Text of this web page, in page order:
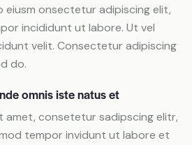
eiusm onsectetur adipiscing elit,
incididunt ut labore. Ut vel
velit. Consectetur adipiscing
do.
omnis iste natus et
amet, consetetur sadipscing elitr,
tempor invidunt ut labore et